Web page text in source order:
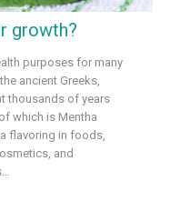
growth?
purposes for many
ancient Greeks,
thousands of years
which is Mentha
flavoring in foods,
and